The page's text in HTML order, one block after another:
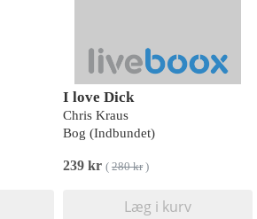
I love Dick
Chris Kraus
Bog (Indbundet)
239 kr ( 280 kr)
Læg i kurv